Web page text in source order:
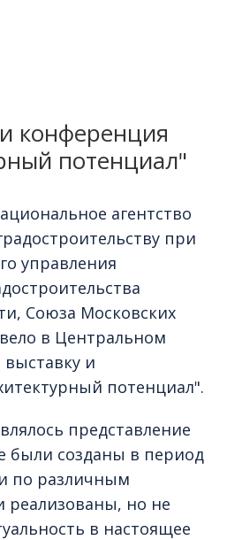
конференция
потенциал"
агентство
при
управления
Союза Московских
в Центральном
и
потенциал".
представление
были созданы в период
и по различным
но не
в настоящее